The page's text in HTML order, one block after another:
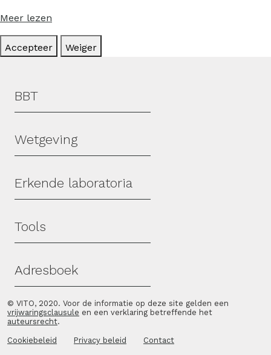
Meer lezen
Accepteer Weiger
Hoofdmenu
BBT
Wetgeving
Erkende laboratoria
Tools
Adresboek
© VITO, 2020. Voor de informatie op deze site gelden een
vrijwaringsclausule en een verklaring betreffende het
auteursrecht.
Cookiebeleid Privacy beleid Contact